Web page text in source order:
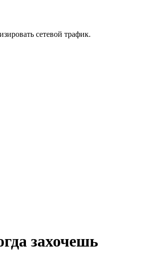
сетевой трафик.
захочешь